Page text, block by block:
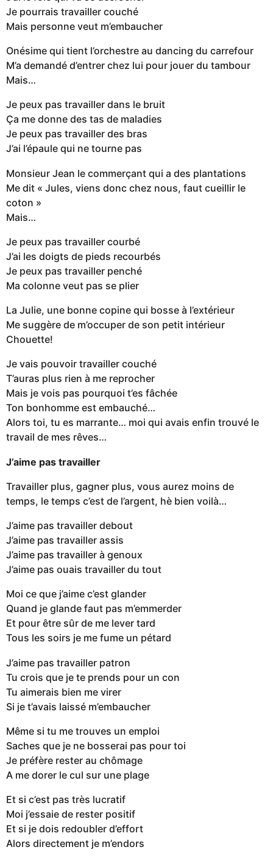
Je pourrais travailler couché
Mais personne veut m’embaucher
Onésime qui tient l’orchestre au dancing du carrefour
M’a demandé d’entrer chez lui pour jouer du tambour
Mais…
Je peux pas travailler dans le bruit
Ça me donne des tas de maladies
Je peux pas travailler des bras
J’ai l’épaule qui ne tourne pas
Monsieur Jean le commerçant qui a des plantations
Me dit « Jules, viens donc chez nous, faut cueillir le
coton »
Mais…
Je peux pas travailler courbé
J’ai les doigts de pieds recourbés
Je peux pas travailler penché
Ma colonne veut pas se plier
La Julie, une bonne copine qui bosse à l’extérieur
Me suggère de m’occuper de son petit intérieur
Chouette!
Je vais pouvoir travailler couché
T’auras plus rien à me reprocher
Mais je vois pas pourquoi t’es fâchée
Ton bonhomme est embauché…
Alors toi, tu es marrante… moi qui avais enfin trouvé le
travail de mes rêves…
J’aime pas travailler
Travailler plus, gagner plus, vous aurez moins de
temps, le temps c’est de l’argent, hè bien voilà…
J’aime pas travailler debout
J’aime pas travailler assis
J’aime pas travailler à genoux
J’aime pas ouais travailler du tout
Moi ce que j’aime c’est glander
Quand je glande faut pas m’emmerder
Et pour être sûr de me lever tard
Tous les soirs je me fume un pétard
J’aime pas travailler patron
Tu crois que je te prends pour un con
Tu aimerais bien me virer
Si je t’avais laissé m’embaucher
Même si tu me trouves un emploi
Saches que je ne bosserai pas pour toi
Je préfère rester au chômage
A me dorer le cul sur une plage
Et si c’est pas très lucratif
Moi j’essaie de rester positif
Et si je dois redoubler d’effort
Alors directement je m’endors